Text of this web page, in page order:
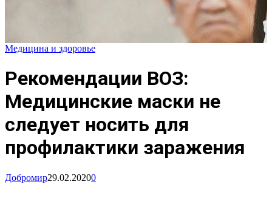
Медицина и здоровье
Рекомендации ВОЗ:
Медицинские маски не
следует носить для
профилактики заражения
Добромир29.02.20200